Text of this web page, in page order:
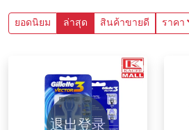
ยอดนิยม ล่าสุด สินค้าขายดี ราคา
退出登录